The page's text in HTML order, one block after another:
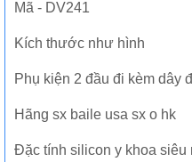
Mã - DV241
Kích thước như hình
Phụ kiện 2 đầu đi kèm dây
Hãng sx baile usa sx o hk
Đặc tính silicon y khoa siêu